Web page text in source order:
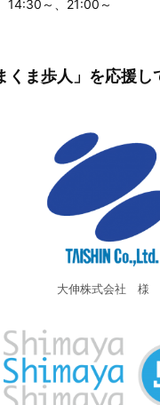
14:30～、21:00～
くま歩人」を応援し
大伸株式会社 様